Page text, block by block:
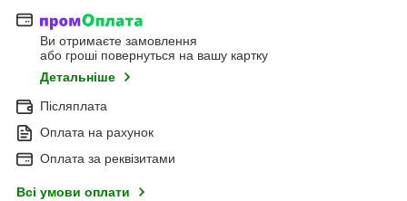
Ви отримаєте замовлення
або гроші повернуться на вашу картку
Детальніше
Післяплата
Оплата на рахунок
Оплата за реквізитами
Всі умови оплати